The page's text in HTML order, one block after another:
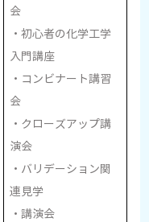
会
・初心者の化学工学
入門講座
・コンビナート講習
会
・クローズアップ講
演会
・バリデーション関
連見学
・講演会